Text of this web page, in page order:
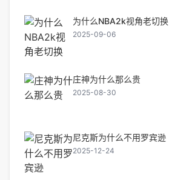
为什么NBA2k视角老切换
2025-09-06
庄神为什么那么贵
2025-08-30
尼克斯为什么不用罗宾逊
2025-12-24